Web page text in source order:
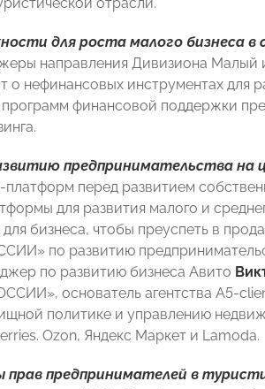
для роста малого бизнеса в
направления Дивизиона
о нефинансовых инструментах для
финансовой поддержки
предпринимательства на
перед развитием
для развития малого и
бизнеса, чтобы преуспеть в
по развитию
по развитию бизнеса Авито
основатель агентства А5-
политике и управлению
Ozon, Яндекс Маркет и Lamoda.
предпринимателей в